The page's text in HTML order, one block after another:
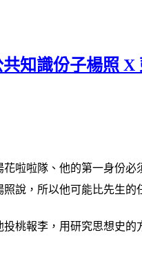
知識份子楊照 X
啦啦隊、他的第一身份必
說，所以他可能比先生
桃報李，用研究思想史的